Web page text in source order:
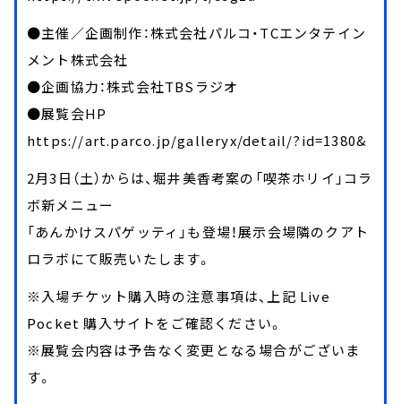
●主催／企画制作：株式会社パルコ・TCエンタテイン
メント株式会社
●企画協力：株式会社TBSラジオ
●展覧会HP
https://art.parco.jp/galleryx/detail/?id=1380&
2月3日（土）からは、堀井美香考案の「喫茶ホリイ」コラ
ボ新メニュー
「あんかけスパゲッティ」も登場！展示会場隣のクアト
ロラボにて販売いたします。
※入場チケット購入時の注意事項は、上記 Live
Pocket 購入サイトをご確認ください。
※展覧会内容は予告なく変更となる場合がございま
す。